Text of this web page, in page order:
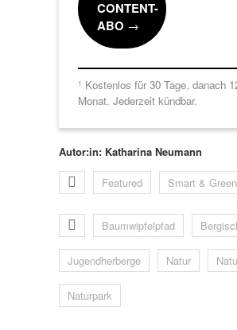
CONTENT-
ABO →
1 Kostenlos für 30 Tage, danach
Monat. Jederzeit kündbar.
Autor:in: Katharina Neumann
Featured Smart & Green
Baumwipfelpfad
Jugendherberge Natur
Naturpark